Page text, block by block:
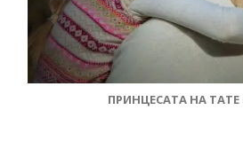
ПРИНЦЕСАТА НА ТАТЕ